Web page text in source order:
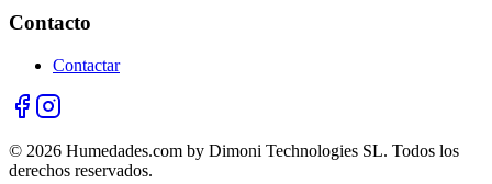
Contacto
Contactar
© 2026 Humedades.com by Dimoni Technologies SL. Todos los
derechos reservados.